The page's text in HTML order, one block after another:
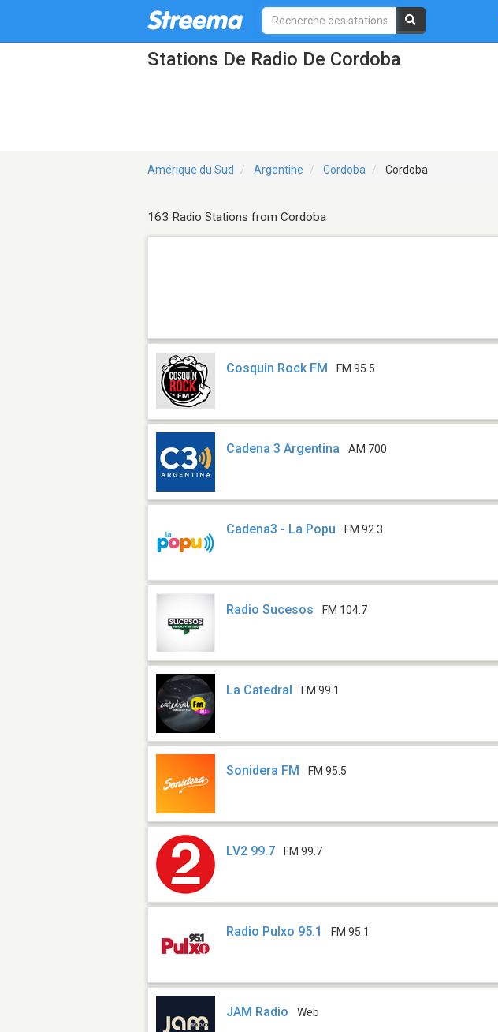
Stations De Radio De Cordoba
Amérique du Sud Argentine Cordoba Cordoba
163 Radio Stations from Cordoba
Cosquin Rock FM FM 95.5
Cadena 3 Argentina AM 700
Cadena3 - La Popu FM 92.3
Radio Sucesos FM 104.7
La Catedral FM 99.1
Sonidera FM FM 95.5
LV2 99.7 FM 99.7
Radio Pulxo 95.1 FM 95.1
JAM Radio Web